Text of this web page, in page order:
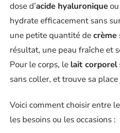
dose d’acide hyaluronique
hydrate efficacement sans
une petite quantité decrème
résultat, une peau fraîche et
Pour le corps, le lait corporel
sans coller, et trouve sa
Voici comment choisir entre
les besoins ou les occasions :